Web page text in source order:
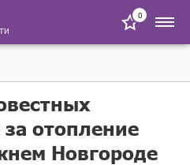
0
отопление
Новгороде